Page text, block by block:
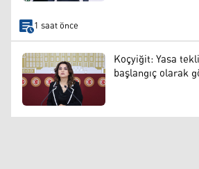
1 saat önce
Koçyiğit: Yasa
başlangıç olarak